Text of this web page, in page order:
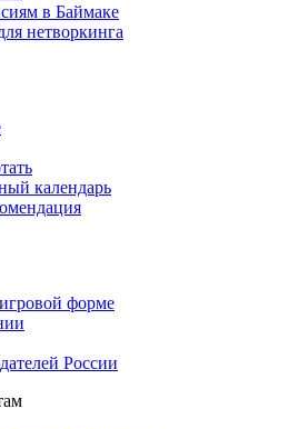
в Баймаке
нетворкинга
календарь
форме
России